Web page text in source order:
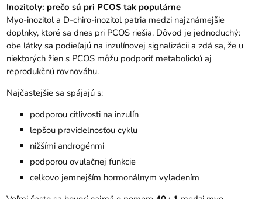
Inozitoly: prečo sú pri PCOS tak populárne
Myo-inozitol a D-chiro-inozitol patria medzi najznámejšie
doplnky, ktoré sa dnes pri PCOS riešia. Dôvod je jednoduchý:
obe látky sa podieľajú na inzulínovej signalizácii a zdá sa, že u
niektorých žien s PCOS môžu podporiť metabolickú aj
reprodukčnú rovnováhu.
Najčastejšie sa spájajú s:
podporou citlivosti na inzulín
lepšou pravidelnosťou cyklu
nižšími androgénmi
podporou ovulačnej funkcie
celkovo jemnejším hormonálnym vyladením